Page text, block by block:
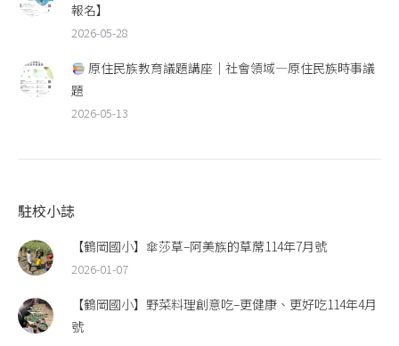
報名】
2026-05-28
原住民族教育議題講座｜社會領域—原住民族時事議
題
2026-05-13
駐校小誌
【鶴岡國小】傘莎草–阿美族的草蓆114年7月號
2026-01-07
【鶴岡國小】野菜料理創意吃–更健康、更好吃114年4月
號